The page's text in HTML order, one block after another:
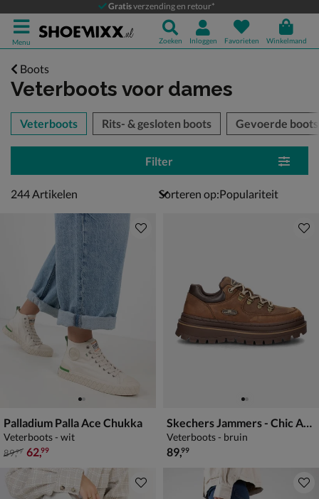
Gratisverzending en retour*
Menu Zoeken Inloggen Favorieten Winkelmand
Boots
Veterboots voor dames
over
Veterboots Rits- & gesloten boots Gevoerde boots
Filter
244 artikelen
244Artikelen Sorteren op:
Palladium Palla Ace Chukka
Veterboots - wit
van € 89,99 voor € 62,99
89,99 62,99
Skechers Jammers - Chic Armor
Veterboots - bruin
€ 89,99
89,99